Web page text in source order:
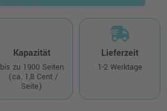
Kapazität
bis zu 1900 Seiten
(ca. 1,8 Cent /
Seite)
Lieferzeit
1-2 Werktage